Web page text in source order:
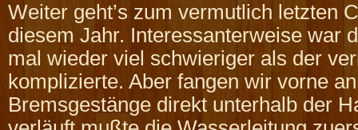
Weiter geht’s zum vermutlich letzten
diesem Jahr. Interessanterweise war
mal wieder viel schwieriger als der
komplizierte. Aber fangen wir vorne
Bremsgestänge direkt unterhalb der